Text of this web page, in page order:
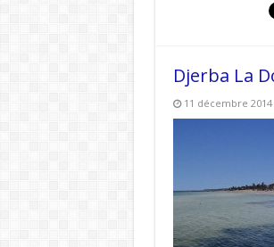
Djerba La
11 décembre 2014